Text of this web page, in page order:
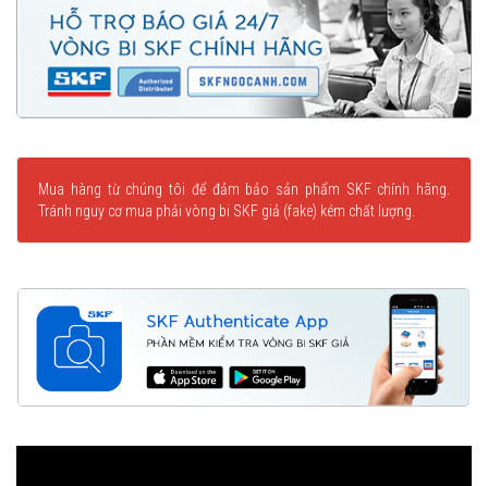
Mua hàng từ chúng tôi để đảm bảo sản phẩm SKF chính hãng.
Tránh nguy cơ mua phải vòng bi SKF giả (fake) kém chất lượng.